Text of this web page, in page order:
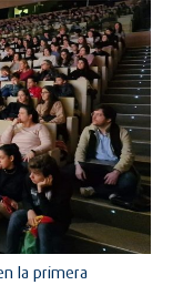
la primera